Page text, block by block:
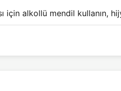
için alkollü mendil kullanın,